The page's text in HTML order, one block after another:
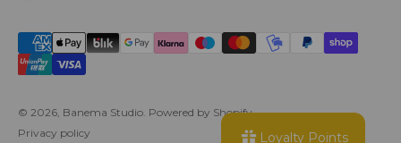
© 2026, Banema Studio. Powered by Shopify
Privacy policy
Loyalty Points